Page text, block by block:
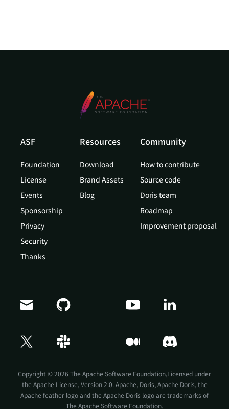
ASF
Foundation
License
Events
Sponsorship
Privacy
Security
Thanks
Resources
Download
Brand Assets
Blog
Community
How to contribute
Source code
Doris team
Roadmap
Improvement proposal
Copyright © 2026 The Apache Software Foundation,Licensed under
the Apache License, Version 2.0. Apache, Doris, Apache Doris, the
Apache feather logo and the Apache Doris logo are trademarks of
The Apache Software Foundation.
Doris Summit 26